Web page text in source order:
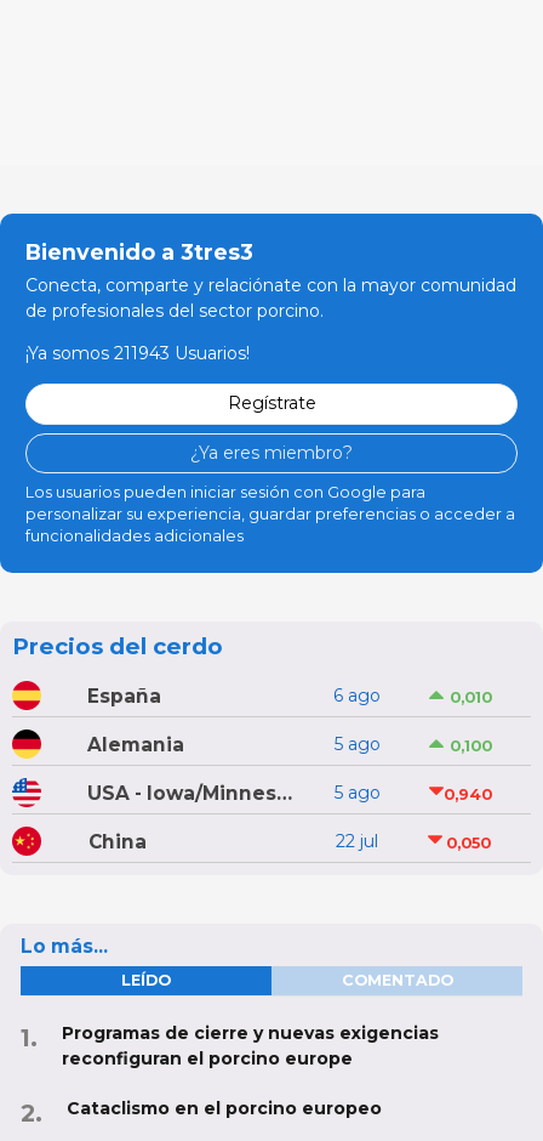
Bienvenido a 3tres3
Conecta, comparte y relaciónate con la mayor comunidad
de profesionales del sector porcino.
¡Ya somos 211943 Usuarios!
Regístrate
¿Ya eres miembro?
Los usuarios pueden iniciar sesión con Google para
personalizar su experiencia, guardar preferencias o acceder a
funcionalidades adicionales
Precios del cerdo
España 6 ago 0,010
Alemania 5 ago 0,100
USA - Iowa/Minnesota 5 ago 0,940
China 22 jul 0,050
Lo más...
LEÍDO COMENTADO
Programas de cierre y nuevas exigencias
reconfiguran el porcino europe
Cataclismo en el porcino europeo